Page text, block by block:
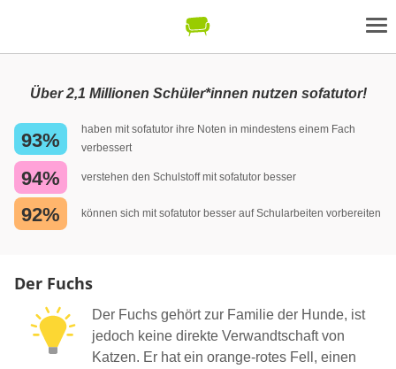
Über 2,1 Millionen Schüler*innen nutzen sofatutor!
93%
haben mit sofatutor ihre Noten in mindestens einem Fach
verbessert
94% verstehen den Schulstoff mit sofatutor besser
92% können sich mit sofatutor besser auf Schularbeiten vorbereiten
Der Fuchs
Der Fuchs gehört zur Familie der Hunde, ist
jedoch keine direkte Verwandtschaft von
Katzen. Er hat ein orange-rotes Fell, einen